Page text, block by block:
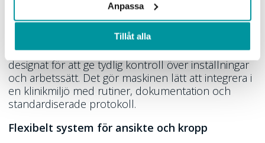
Tillåt alla
Anpassa
Ultraskin S är framtagen för professionell
användning där tid, flöde och konsekvens spelar
roll. Dual handpiece gör det möjligt att arbeta mer
effektivt utan onödiga avbrott, och gränssnittet är
designat för att ge tydlig kontroll över inställningar
och arbetssätt. Det gör maskinen lätt att integrera i
en klinikmiljö med rutiner, dokumentation och
standardiserade protokoll.
Flexibelt system för ansikte och kropp